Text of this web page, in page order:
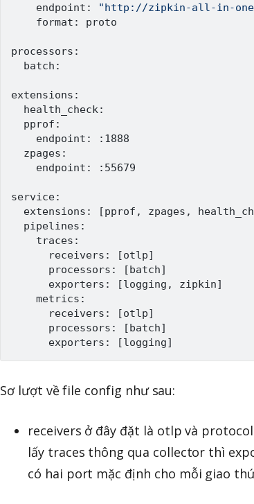
    endpoint:
"http://zipkin-all-in-
    format: proto
processors:
  batch:
extensions:
  health_check:
  pprof:
    endpoint: :1888
  zpages:
    endpoint: :55679
service:
  extensions:
[pprof, zpages,
  pipelines:
    traces:
      receivers:
[otlp]
      processors:
[batch]
      exporters:
[logging, zipkin]
    metrics:
      receivers:
[otlp]
      processors:
[batch]
      exporters:
[logging]
Sơ lượt về file config như sau:
receivers ở đây đặt là otlp và
lấy traces thông qua collector thì
có hai port mặc định cho mỗi giao